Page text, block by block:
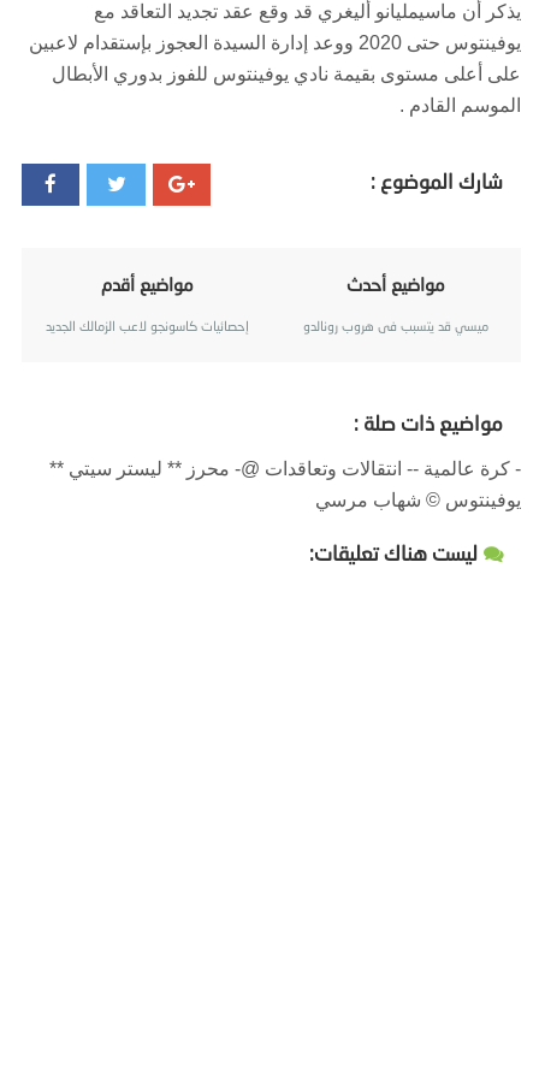
يذكر أن ماسيمليانو أليغري قد وقع عقد تجديد التعاقد مع
يوفينتوس حتى 2020 ووعد إدارة السيدة العجوز بإستقدام لاعبين
على أعلى مستوى بقيمة نادي يوفينتوس للفوز بدوري الأبطال
الموسم القادم .
شارك الموضوع :
مواضيع أحدث
ميسي قد يتسبب فى هروب رونالدو
مواضيع أقدم
إحصائيات كاسونجو لاعب الزمالك الجديد
مواضيع ذات صلة :
- كرة عالمية -- انتقالات وتعاقدات @- محرز ** ليستر سيتي **
يوفينتوس © شهاب مرسي
ليست هناك تعليقات: